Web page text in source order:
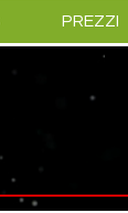
PREZZI